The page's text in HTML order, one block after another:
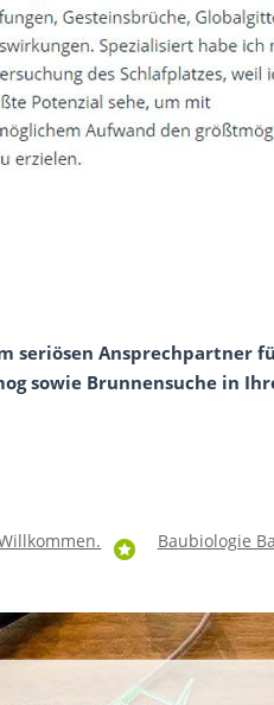
seriösen Ansprechpartner
sowie Brunnensuche in
Baubiologie